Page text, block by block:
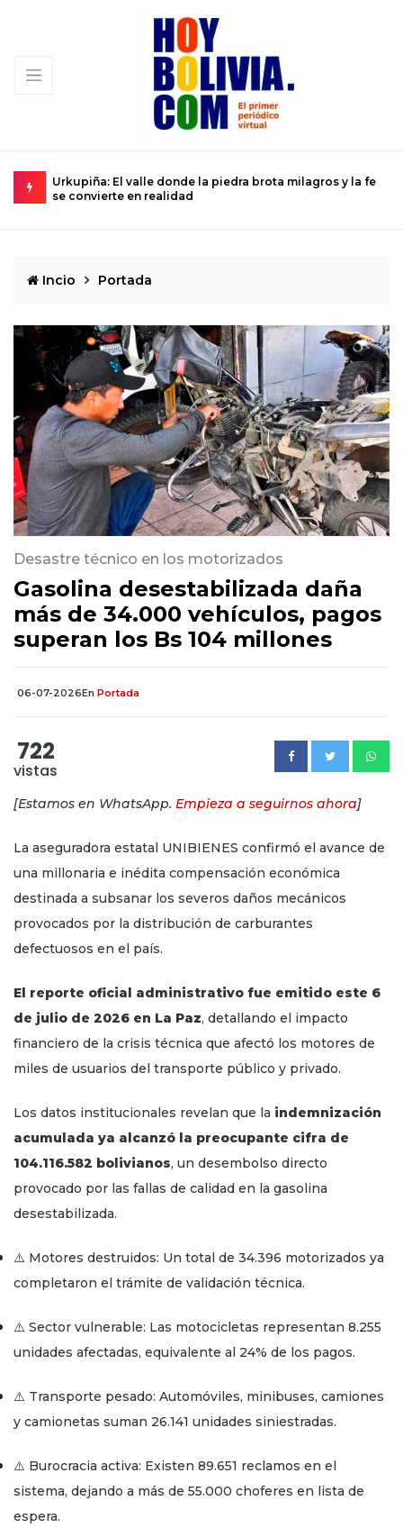
y la fe
La ciencia se prepara para el histórico sobrevuelo
Dios del Caos que rozará la Tierra
Incio Portada
Desastre técnico en los motorizados
Gasolina desestabilizada daña
más de 34.000 vehículos, pagos
superan los Bs 104 millones
06-07-2026En Portada
722
vistas
[Estamos en WhatsApp. Empieza a seguirnos ahora]
La aseguradora estatal UNIBIENES confirmó el avance de
una millonaria e inédita compensación económica
destinada a subsanar los severos daños mecánicos
provocados por la distribución de carburantes
defectuosos en el país.
El reporte oficial administrativo fue emitido este 6
de julio de 2026 en La Paz, detallando el impacto
financiero de la crisis técnica que afectó los motores de
miles de usuarios del transporte público y privado.
Los datos institucionales revelan que la indemnización
acumulada ya alcanzó la preocupante cifra de
104.116.582 bolivianos, un desembolso directo
provocado por las fallas de calidad en la gasolina
desestabilizada.
⚠️ Motores destruidos: Un total de 34.396 motorizados ya
completaron el trámite de validación técnica.
⚠️ Sector vulnerable: Las motocicletas representan 8.255
unidades afectadas, equivalente al 24% de los pagos.
⚠️ Transporte pesado: Automóviles, minibuses, camiones
y camionetas suman 26.141 unidades siniestradas.
⚠️ Burocracia activa: Existen 89.651 reclamos en el
sistema, dejando a más de 55.000 choferes en lista de
espera.